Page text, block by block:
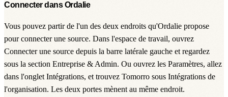
Connecter dans Ordalie
Vous pouvez partir de l'un des deux endroits qu'Ordalie propose
pour connecter une source. Dans l'espace de travail, ouvrez
Connecter une source depuis la barre latérale gauche et regardez
sous la section Entreprise & Admin. Ou ouvrez les Paramètres, allez
dans l'onglet Intégrations, et trouvez Tomorro sous Intégrations de
l'organisation. Les deux portes mènent au même endroit.